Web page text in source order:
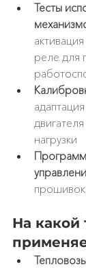
Тесты
реле для
нагрузки
На какой